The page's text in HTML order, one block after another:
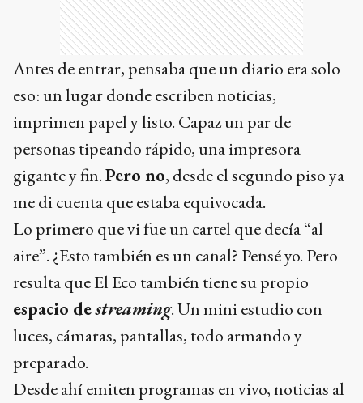
Antes de entrar, pensaba que un diario era solo
eso: un lugar donde escriben noticias,
imprimen papel y listo. Capaz un par de
personas tipeando rápido, una impresora
gigante y fin.Pero no, desde el segundo piso ya
me di cuenta que estaba equivocada.
Lo primero que vi fue un cartel que decía “al
aire”. ¿Esto también es un canal? Pensé yo. Pero
resulta que El Eco también tiene su propio
espacio destreaming. Un mini estudio con
luces, cámaras, pantallas, todo armando y
preparado.
Desde ahí emiten programas en vivo, noticias al